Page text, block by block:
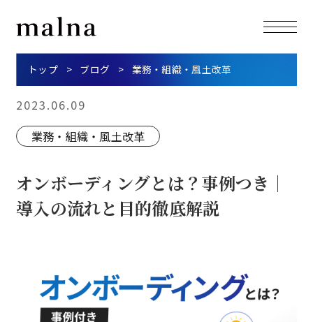
トップ ブログ 業務・組織・風土改革
2023.06.09
業務・組織・風土改革
オンボーディングとは？事例つき｜
導入の流れと目的徹底解説